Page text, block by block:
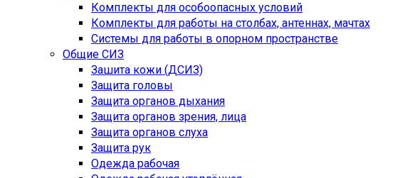
Комплекты для особоопасных условий
Комплекты для работы на столбах, антеннах, мачтах
Системы для работы в опорном пространстве
Общие СИЗ
Зашита кожи (ДСИЗ)
Защита головы
Защита органов дыхания
Защита органов зрения, лица
Защита органов слуха
Защита рук
Одежда рабочая